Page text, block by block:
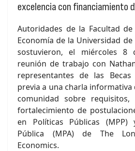
excelencia con financiamiento
Autoridades de la Facultad
Economía de la Universidad
sostuvieron, el miércoles 8
reunión de trabajo con
representantes de las Becas
previa a una charla
comunidad sobre requisitos,
fortalecimiento de
en Políticas Públicas (MPP)
Pública (MPA) de The
Economics.